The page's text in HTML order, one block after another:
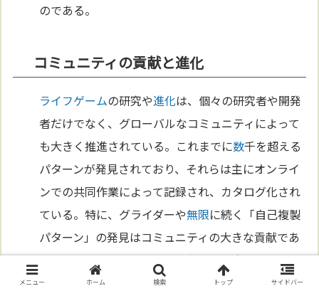
のである。
コミュニティの貢献と進化
ライフゲームの研究や進化は、個々の研究者や開発
者だけでなく、グローバルなコミュニティによって
も大きく推進されている。これまでに数千を超える
パターンが発見されており、それらは主にオンライ
ンでの共同作業によって記録され、カタログ化され
ている。特に、グライダーや無限に続く「自己複製
パターン」の発見はコミュニティの大きな貢献であ
った。これらのパターンは、単に見て楽しむだけで
はなく、実際に計算やシミュレーションのツールと
メニュー ホーム 検索 トップ サイドバー